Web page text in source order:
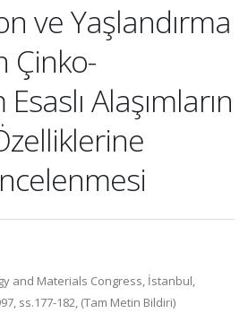
ve Yaşlandırma
Çinko-
Alaşımların
and Materials Congress, İstanbul,
ss.177-182, (Tam Metin Bildiri)